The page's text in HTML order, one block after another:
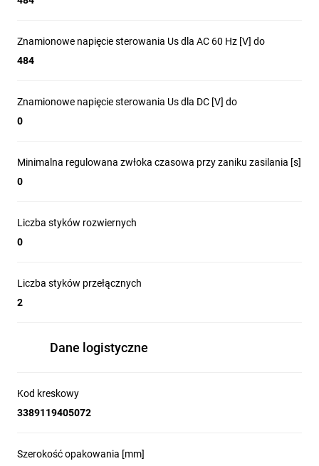
Znamionowe napięcie sterowania Us dla AC 60 Hz [V] do
484
Znamionowe napięcie sterowania Us dla DC [V] do
0
Minimalna regulowana zwłoka czasowa przy zaniku zasilania [s]
0
Liczba styków rozwiernych
0
Liczba styków przełącznych
2
Dane logistyczne
Kod kreskowy
3389119405072
Szerokość opakowania [mm]